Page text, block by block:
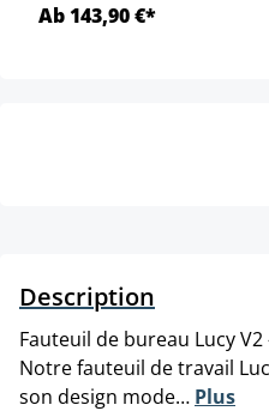
Ab 143,90 €*
Description
Fauteuil de bureau Lucy
Notre fauteuil de travail
son design mode… Plus